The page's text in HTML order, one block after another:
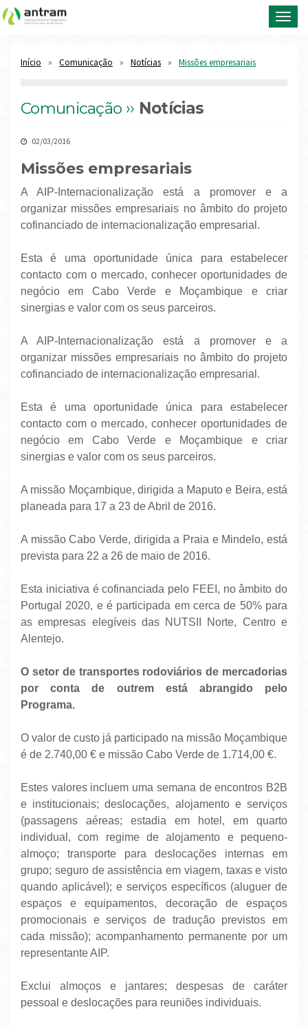
Início Comunicação Notícias Missões empresariais
Comunicação ›› Notícias
02/03/2016
Missões empresariais
A AIP-Internacionalização está a promover e a
organizar missões empresariais no âmbito do projeto
cofinanciado de internacionalização empresarial.
Esta é uma oportunidade única para estabelecer
contacto com o mercado, conhecer oportunidades de
negócio em Cabo Verde e Moçambique e criar
sinergias e valor com os seus parceiros.
A AIP-Internacionalização está a promover e a
organizar missões empresariais no âmbito do projeto
cofinanciado de internacionalização empresarial.
Esta é uma oportunidade única para estabelecer
contacto com o mercado, conhecer oportunidades de
negócio em Cabo Verde e Moçambique e criar
sinergias e valor com os seus parceiros.
A missão Moçambique, dirigida a Maputo e Beira, está
planeada para 17 a 23 de Abril de 2016.
A missão Cabo Verde, dirigida a Praia e Mindelo, está
prevista para 22 a 26 de maio de 2016.
Esta iniciativa é cofinanciada pelo FEEI, no âmbito do
Portugal 2020, e é participada em cerca de 50% para
as empresas elegíveis das NUTSII Norte, Centro e
Alentejo.
O setor de transportes rodoviários de mercadorias
por conta de outrem está abrangido pelo
Programa.
O valor de custo já participado na missão Moçambique
é de 2.740,00 € e missão Cabo Verde de 1.714,00 €.
Estes valores incluem uma semana de encontros B2B
e institucionais; deslocações, alojamento e serviços
(passagens aéreas; estadia em hotel, em quarto
individual, com regime de alojamento e pequeno-
almoço; transporte para deslocações internas em
grupo; seguro de assistência em viagem, taxas e visto
quando aplicável); e serviços específicos (aluguer de
espaços e equipamentos, decoração de espaços
promocionais e serviços de tradução previstos em
cada missão); acompanhamento permanente por um
representante AIP.
Exclui almoços e jantares; despesas de caráter
pessoal e deslocações para reuniões individuais.